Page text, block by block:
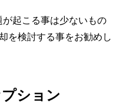
起こる事は少ないもの
を検討する事をお勧めし
ション